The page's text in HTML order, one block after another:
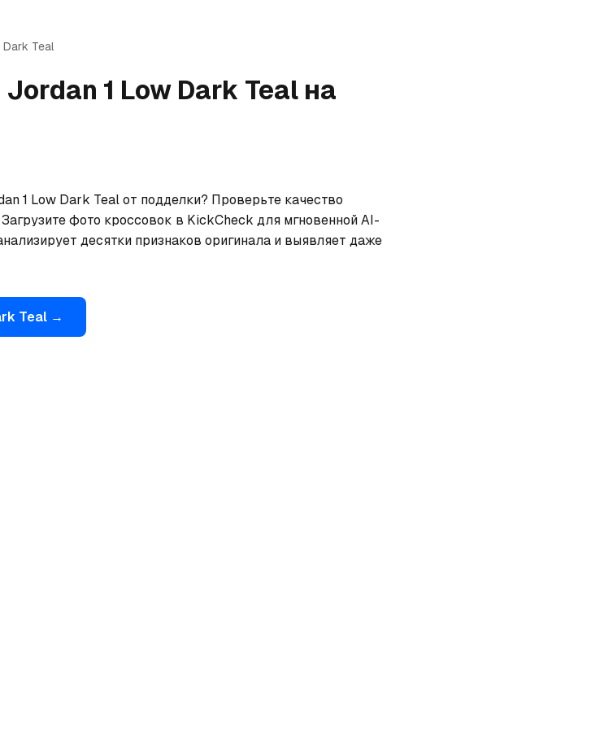
Teal
1 Low Dark Teal на
1 Low Dark Teal от подделки? Проверьте качество
фото кроссовок в KickCheck для мгновенной AI-
десятки признаков оригинала и выявляет даже
Teal →